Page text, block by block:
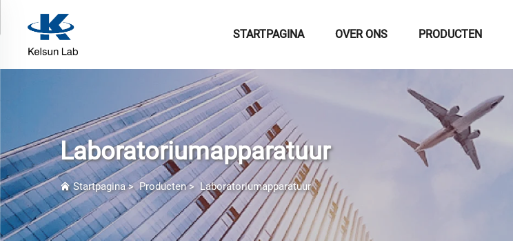
STARTPAGINA OVER ONS PRODUCTEN
Laboratoriumapparatuur
Startpagina>Producten> Laboratoriumapparatuur